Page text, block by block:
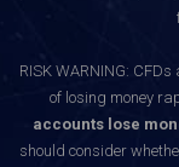
RISK WARNING:
of losing money
accounts lose
should consider